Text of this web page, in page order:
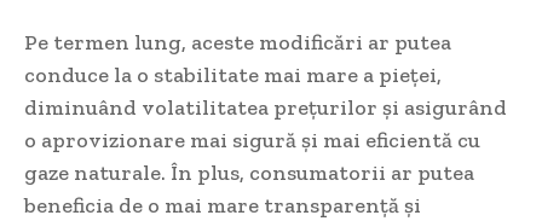
Pe termen lung, aceste modificări ar putea
conduce la o stabilitate mai mare a pieței,
diminuând volatilitatea prețurilor și asigurând
o aprovizionare mai sigură și mai eficientă cu
gaze naturale. În plus, consumatorii ar putea
beneficia de o mai mare transparență și